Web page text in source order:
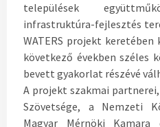
települések
infrastruktúra-fejlesztés
WATERS projekt
következő években széles
bevett gyakorlat részévé
A projekt szakmai
Szövetsége, a Nemzeti
Magyar Mérnöki